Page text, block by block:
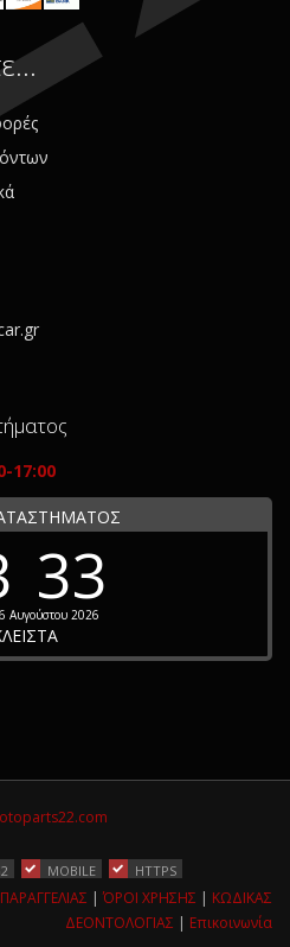
17:00
33
Αυγούστου 2026
MOBILE HTTPS
|ΌΡΟΙ ΧΡΗΣΗΣ | ΚΩΔΙΚΑΣ
ΔΕΟΝΤΟΛΟΓΙΑΣ | Επικοινωνία